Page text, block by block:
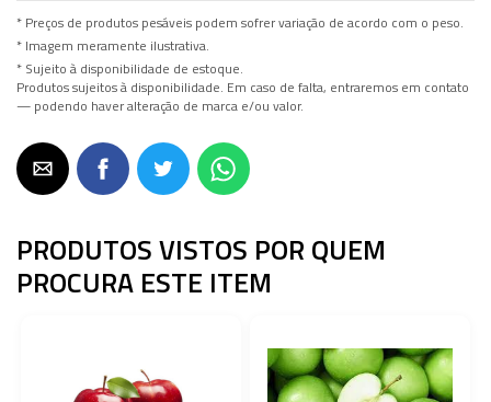
* Preços de produtos pesáveis podem sofrer variação de acordo com o peso.
* Imagem meramente ilustrativa.
* Sujeito à disponibilidade de estoque.
Produtos sujeitos à disponibilidade. Em caso de falta, entraremos em contato
— podendo haver alteração de marca e/ou valor.
PRODUTOS VISTOS POR QUEM
PROCURA ESTE ITEM